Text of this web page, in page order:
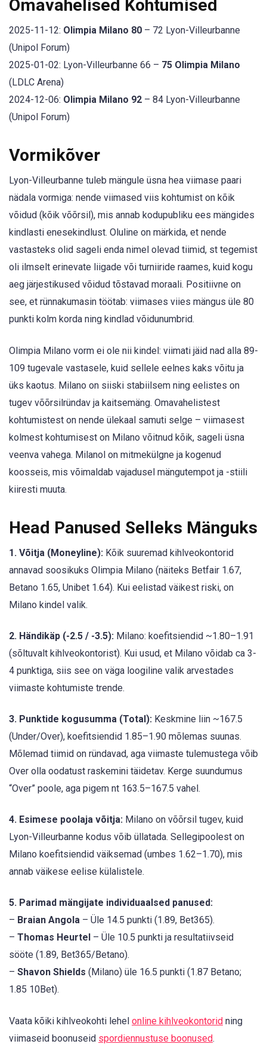
Omavahelised Kohtumised
2025-11-12: Olimpia Milano 80 – 72 Lyon-Villeurbanne
(Unipol Forum)
2025-01-02: Lyon-Villeurbanne 66 – 75 Olimpia Milano
(LDLC Arena)
2024-12-06: Olimpia Milano 92 – 84 Lyon-Villeurbanne
(Unipol Forum)
Vormikõver
Lyon-Villeurbanne tuleb mängule üsna hea viimase paari
nädala vormiga: nende viimased viis kohtumist on kõik
võidud (kõik võõrsil), mis annab kodupubliku ees mängides
kindlasti enesekindlust. Oluline on märkida, et nende
vastasteks olid sageli enda nimel olevad tiimid, st tegemist
oli ilmselt erinevate liigade või turniiride raames, kuid kogu
aeg järjestikused võidud tõstavad moraali. Positiivne on
see, et rünnakumasin töötab: viimases viies mängus üle 80
punkti kolm korda ning kindlad võidunumbrid.
Olimpia Milano vorm ei ole nii kindel: viimati jäid nad alla 89-
109 tugevale vastasele, kuid sellele eelnes kaks võitu ja
üks kaotus. Milano on siiski stabiilsem ning eelistes on
tugev võõrsilründav ja kaitsemäng. Omavahelistest
kohtumistest on nende ülekaal samuti selge – viimasest
kolmest kohtumisest on Milano võitnud kõik, sageli üsna
veenva vahega. Milanol on mitmekülgne ja kogenud
koosseis, mis võimaldab vajadusel mängutempot ja -stiili
kiiresti muuta.
Head Panused Selleks Mänguks
1. Võitja (Moneyline): Kõik suuremad kihlveokontorid
annavad soosikuks Olimpia Milano (näiteks Betfair 1.67,
Betano 1.65, Unibet 1.64). Kui eelistad väikest riski, on
Milano kindel valik.
2. Händikäp (-2.5 / -3.5): Milano: koefitsiendid ~1.80–1.91
(sõltuvalt kihlveokontorist). Kui usud, et Milano võidab ca 3-
4 punktiga, siis see on väga loogiline valik arvestades
viimaste kohtumiste trende.
3. Punktide kogusumma (Total): Keskmine liin ~167.5
(Under/Over), koefitsiendid 1.85–1.90 mõlemas suunas.
Mõlemad tiimid on ründavad, aga viimaste tulemustega võib
Over olla oodatust raskemini täidetav. Kerge suundumus
“Over” poole, aga pigem nt 163.5–167.5 vahel.
4. Esimese poolaja võitja: Milano on võõrsil tugev, kuid
Lyon-Villeurbanne kodus võib üllatada. Sellegipoolest on
Milano koefitsiendid väiksemad (umbes 1.62–1.70), mis
annab väikese eelise külalistele.
5. Parimad mängijate individuaalsed panused:
– Braian Angola – Üle 14.5 punkti (1.89, Bet365).
– Thomas Heurtel – Üle 10.5 punkti ja resultatiivseid
sööte (1.89, Bet365/Betano).
– Shavon Shields (Milano) üle 16.5 punkti (1.87 Betano;
1.85 10Bet).
Vaata kõiki kihlveokohti lehel online kihlveokontorid ning
viimaseid boonuseid spordiennustuse boonused.